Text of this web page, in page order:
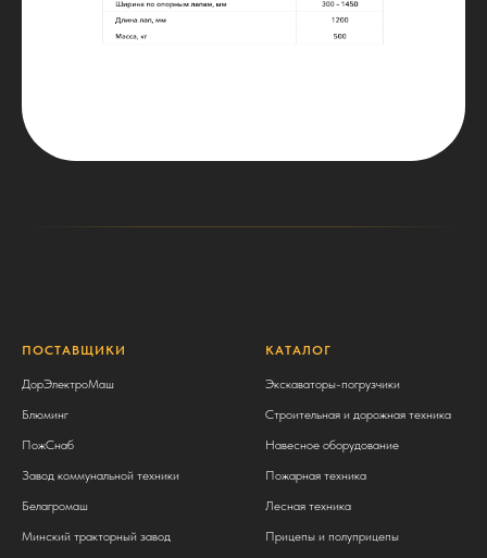
ПОСТАВЩИКИ
ДорЭлектроМаш
Блюминг
ПожСнаб
Завод коммунальной техники
Белагромаш
Минский тракторный завод
КАТАЛОГ
Экскаваторы-погрузчики
Строительная и дорожная техника
Навесное оборудование
Пожарная техника
Лесная техника
Прицепы и полуприцепы